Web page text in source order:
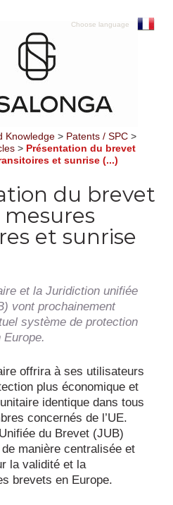
Choose language
Knowledge > Patents / SPC >
> Présentation du brevet
et sunrise (...)
du brevet
et sunrise
et la Juridiction unifiée
vont prochainement
système de protection
offrira à ses utilisateurs
plus économique et
identique dans tous
concernés de l’UE.
du Brevet (JUB)
manière centralisée et
la validité et la
brevets en Europe.